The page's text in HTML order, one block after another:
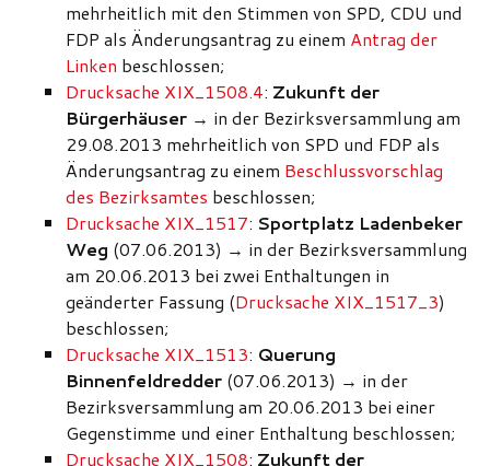
mehrheitlich mit den Stimmen von SPD, CDU und
FDP als Änderungsantrag zu einem Antrag der
Linken beschlossen;
Drucksache XIX_1508.4: Zukunft der
Bürgerhäuser → in der Bezirksversammlung am
29.08.2013 mehrheitlich von SPD und FDP als
Änderungsantrag zu einem Beschlussvorschlag
des Bezirksamtes beschlossen;
Drucksache XIX_1517: Sportplatz Ladenbeker
Weg (07.06.2013) → in der Bezirksversammlung
am 20.06.2013 bei zwei Enthaltungen in
geänderter Fassung (Drucksache XIX_1517_3)
beschlossen;
Drucksache XIX_1513: Querung
Binnenfeldredder (07.06.2013) → in der
Bezirksversammlung am 20.06.2013 bei einer
Gegenstimme und einer Enthaltung beschlossen;
Drucksache XIX_1508: Zukunft der